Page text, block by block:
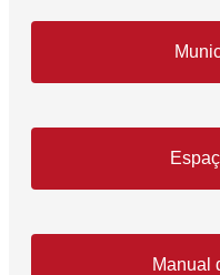
Manual